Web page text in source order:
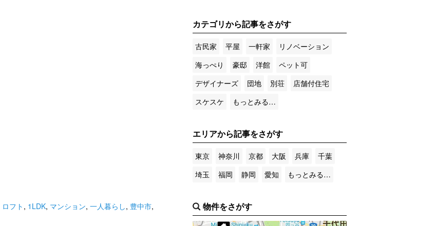
ロフト , 1LDK, マンション, 一人暮らし, 豊中市,
カテゴリから記事をさがす
古民家 平屋 一軒家
リノベーション
海っぺり
豪邸 洋館
ペット可
デザイナーズ
団地 別荘
店舗付住宅
スケスケ
もっとみる…
エリアから記事をさがす
東京 神奈川 京都 大阪 兵庫
千葉
埼玉
福岡 静岡 愛知 もっとみる…
物件をさがす